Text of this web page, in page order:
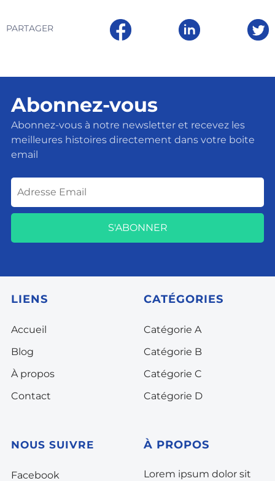
PARTAGER
Abonnez-vous
Abonnez-vous à notre newsletter et recevez les
meilleures histoires directement dans votre boite
email
S'ABONNER
LIENS
Accueil
Blog
À propos
Contact
CATÉGORIES
Catégorie A
Catégorie B
Catégorie C
Catégorie D
NOUS SUIVRE
Facebook
À PROPOS
Lorem ipsum dolor sit